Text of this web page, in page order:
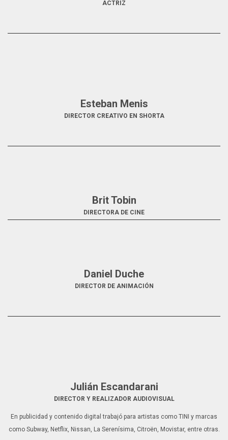
ACTRIZ
Esteban Menis
DIRECTOR CREATIVO EN SHORTA
Brit Tobin
DIRECTORA DE CINE
Daniel Duche
DIRECTOR DE ANIMACIÓN
Julián Escandarani
DIRECTOR Y REALIZADOR AUDIOVISUAL
En publicidad y contenido digital trabajó para artistas como TINI y marcas
como Subway, Netflix, Nissan, La Serenísima, Citroën, Movistar, entre otras.